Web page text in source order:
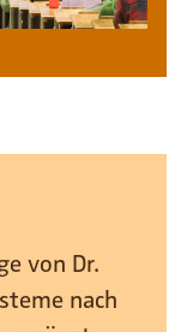
von Dr.
nach